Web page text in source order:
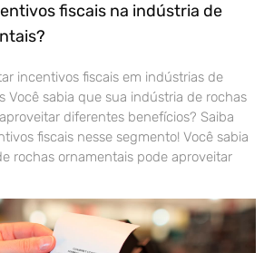
fiscais na indústria de
incentivos fiscais em indústrias de
Você sabia que sua indústria de rochas
diferentes benefícios? Saiba
fiscais nesse segmento! Você sabia
rochas ornamentais pode aproveitar